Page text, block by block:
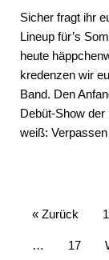
Sicher fragt ihr
Lineup für’s
heute
kredenzen wir
Band. Den
Debüt-Show
weiß:
« Zurück 1
… 17